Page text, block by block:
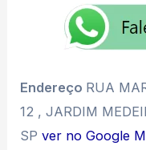
Endereço RUA
12 , JARDIM
SPver no Google